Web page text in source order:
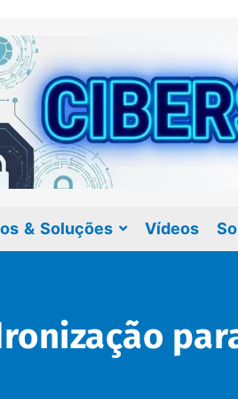
& Soluções Vídeos